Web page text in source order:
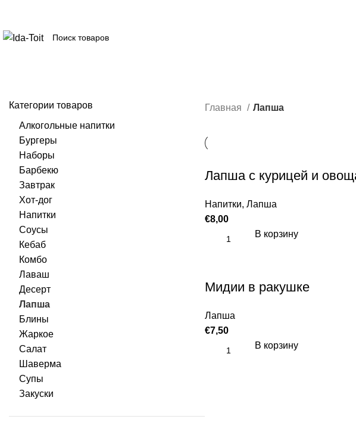
Категории товаров
Алкогольные напитки
Бургеры
Наборы
Барбекю
Завтрак
Хот-дог
Напитки
Соусы
Кебаб
Комбо
Лаваш
Десерт
Лапша
Блины
Жаркое
Салат
Шаверма
Супы
Закуски
Главная Лапша
Лапша с курицей и
Напитки, Лапша
€8,00
В корзину
Мидии в ракушке
Лапша
€7,50
В корзину